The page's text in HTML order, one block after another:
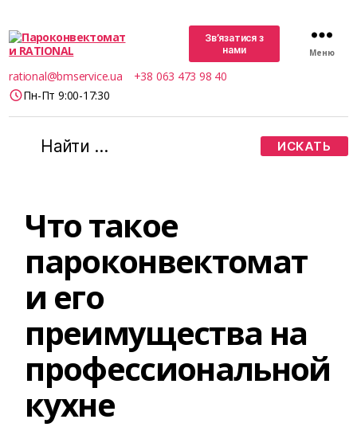
RATIONAL
Зв’язатися з
нами
rational@bmservice.ua
+38 063 473 98 40
Пн-Пт 9:00-17:30
Меню
Поиск:
Что такое
пароконвектомат
и его
преимущества на
профессиональной
кухне